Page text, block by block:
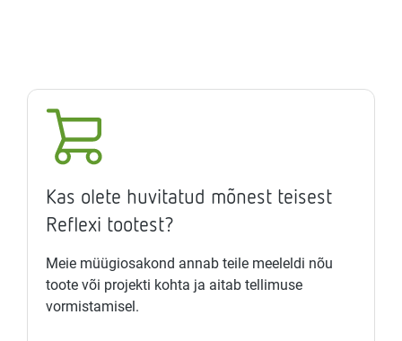
Kas olete huvitatud mõnest teisest
Reflexi tootest?
Meie müügiosakond annab teile meeleldi nõu
toote või projekti kohta ja aitab tellimuse
vormistamisel.